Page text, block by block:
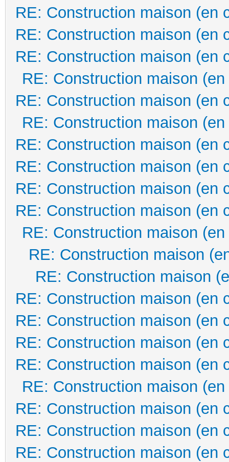
RE: Construction maison (en
RE: Construction maison (en
RE: Construction maison (en
RE: Construction maison
RE: Construction maison (en
RE: Construction maison
RE: Construction maison (en
RE: Construction maison (en
RE: Construction maison (en
RE: Construction maison (en
RE: Construction maison
RE: Construction maison
RE: Construction maison
RE: Construction maison (en
RE: Construction maison (en
RE: Construction maison (en
RE: Construction maison (en
RE: Construction maison
RE: Construction maison (en
RE: Construction maison (en
RE: Construction maison (en